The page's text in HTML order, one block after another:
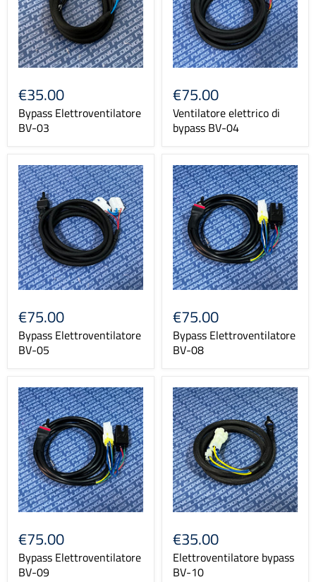
€35.00
Bypass Elettroventilatore
BV-03
€75.00
Ventilatore elettrico di
bypass BV-04
€75.00
Bypass Elettroventilatore
BV-05
€75.00
Bypass Elettroventilatore
BV-08
€75.00
Bypass Elettroventilatore
BV-09
€35.00
Elettroventilatore bypass
BV-10